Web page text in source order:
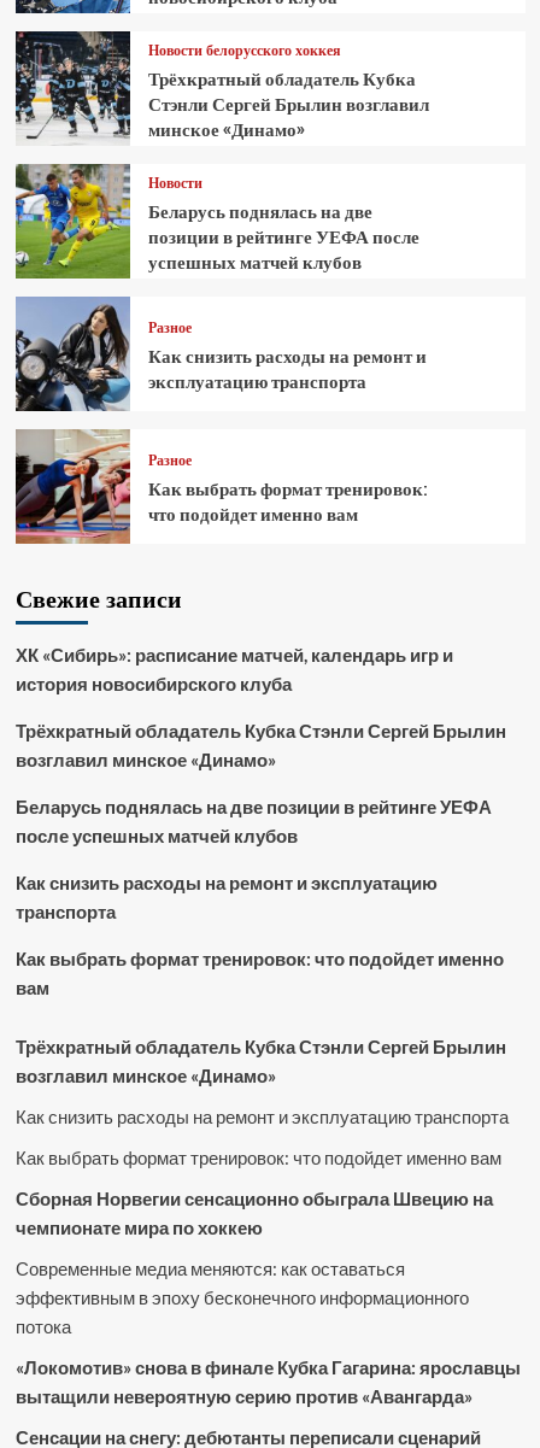
Новости белорусского хоккея
Трёхкратный обладатель Кубка
Стэнли Сергей Брылин возглавил
минское «Динамо»
Новости
Беларусь поднялась на две
позиции в рейтинге УЕФА после
успешных матчей клубов
Разное
Как снизить расходы на ремонт и
эксплуатацию транспорта
Разное
Как выбрать формат тренировок:
что подойдет именно вам
Свежие записи
ХК «Сибирь»: расписание матчей, календарь игр и
история новосибирского клуба
Трёхкратный обладатель Кубка Стэнли Сергей Брылин
возглавил минское «Динамо»
Беларусь поднялась на две позиции в рейтинге УЕФА
после успешных матчей клубов
Как снизить расходы на ремонт и эксплуатацию
транспорта
Как выбрать формат тренировок: что подойдет именно
вам
Трёхкратный обладатель Кубка Стэнли Сергей Брылин
возглавил минское «Динамо»
Как снизить расходы на ремонт и эксплуатацию транспорта
Как выбрать формат тренировок: что подойдет именно вам
Сборная Норвегии сенсационно обыграла Швецию на
чемпионате мира по хоккею
Современные медиа меняются: как оставаться
эффективным в эпоху бесконечного информационного
потока
«Локомотив» снова в финале Кубка Гагарина: ярославцы
вытащили невероятную серию против «Авангарда»
Сенсации на снегу: дебютанты переписали сценарий